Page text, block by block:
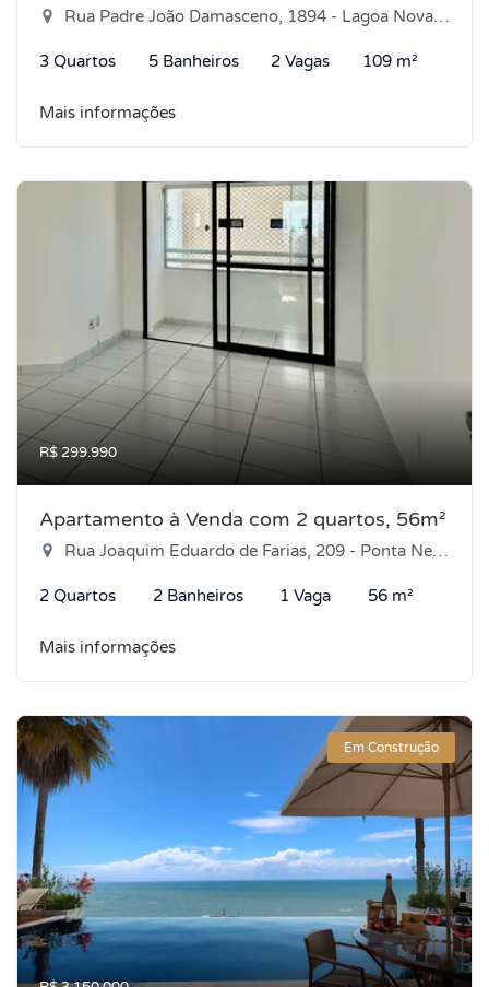
Rua Padre João Damasceno, 1894 - Lagoa Nova, Natal-RN
3 Quartos 5 Banheiros 2 Vagas 109 m²
Mais informações
R$ 299.990
Apartamento à Venda com 2 quartos, 56m²
Rua Joaquim Eduardo de Farias, 209 - Ponta Negra, Natal-RN
2 Quartos 2 Banheiros 1 Vaga 56 m²
Mais informações
Em Construção